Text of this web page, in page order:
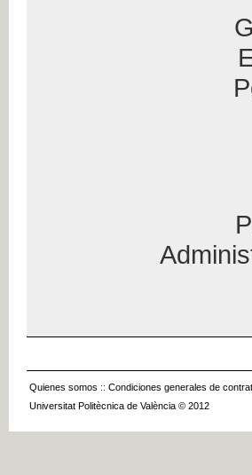
Quienes somos :: Condiciones generales de
Universitat Politècnica de València © 2012